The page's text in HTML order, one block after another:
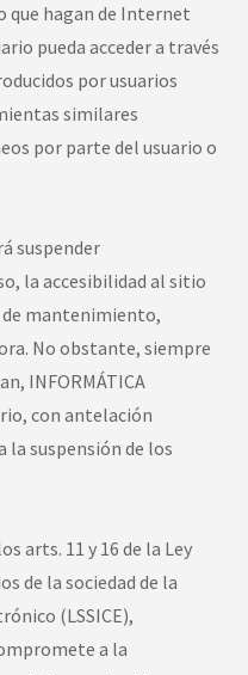
que hagan de Internet
pueda acceder a través
por usuarios
similares
por parte del usuario o
suspender
la accesibilidad al sitio
de mantenimiento,
No obstante, siempre
INFORMÁTICA
con antelación
suspensión de los
arts. 11 y 16 de la Ley
de la sociedad de la
(LSSICE),
a la